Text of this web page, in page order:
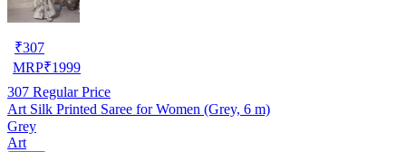
₹307
MRP₹1999
307 Regular Price
Art Silk Printed Saree for Women (Grey, 6 m)
Grey
Art